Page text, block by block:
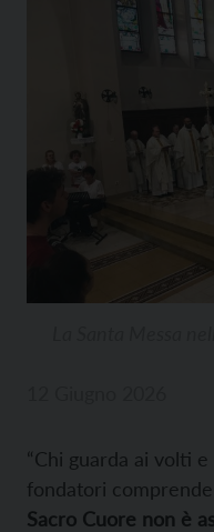
“Chi guarda ai volti
fondatori
Sacro Cuore non è